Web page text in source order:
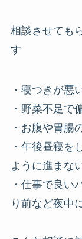
相談させても
す
・寝つきが悪
・野菜不足で
・お腹や胃腸
・午後昼寝を
ように進まな
・仕事で良い
り前など夜中